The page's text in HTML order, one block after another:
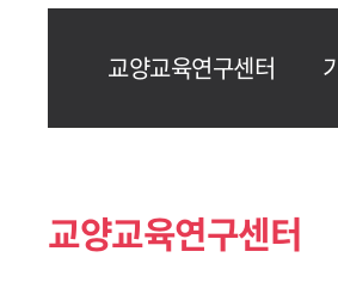
교양교육연구센터
교양교육연구센터